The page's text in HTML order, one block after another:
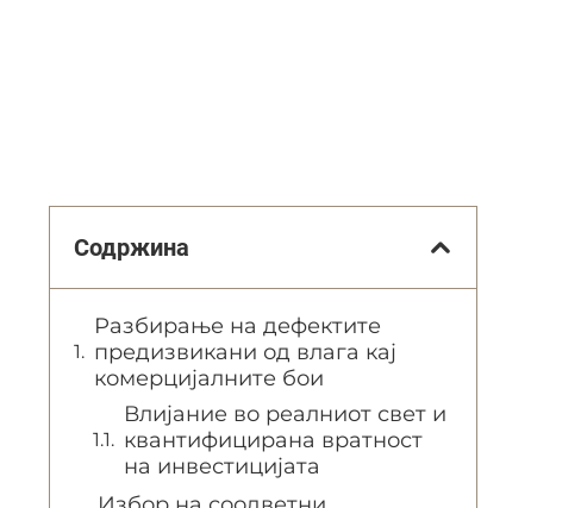
Содржина
Разбирање на дефектите
предизвикани од влага кај
комерцијалните бои
Влијание во реалниот свет и
квантифицирана вратност
на инвестицијата